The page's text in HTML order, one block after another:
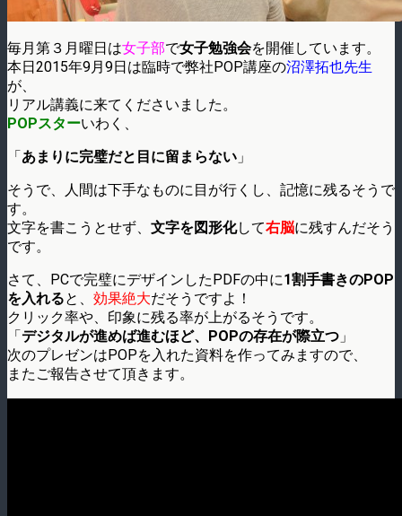
毎月第３月曜日は女子部で女子勉強会を開催しています。
本日2015年9月9日は臨時で弊社POP講座の沼澤拓也先生
が、
リアル講義に来てくださいました。
POPスターいわく、
「あまりに完璧だと目に留まらない 」
そうで、人間は下手なものに目が行くし、記憶に残るそうで
す。
文字を書こうとせず、 文字を図形化して右脳に残すんだそう
です。
さて、PCで完璧にデザインしたPDFの中に1割手書きのPOP
を入れると、 効果絶大だそうですよ！
クリック率や、印象に残る率が上がるそうです。
「デジタルが進めば進むほど、POPの存在が際立つ 」
次のプレゼンはPOPを入れた資料を作ってみますので、
またご報告させて頂きます。